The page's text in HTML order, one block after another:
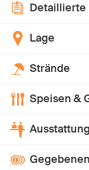
Lage
Strände
Speisen &